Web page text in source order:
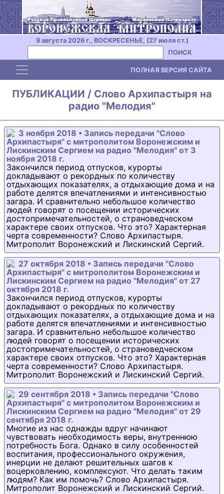
9 августа 2026 г., ВОСКРЕСЕНЬЕ, (27 июля ст.)
ПОИСК
Toggle navigation ПОЛНАЯ ВЕРСИЯ САЙТА
ПУБЛИКАЦИИ / Слово Архипастыря на
радио "Мелодия"
3 ноября 2018 • Запись передачи "Слово
Архипастыря" с митрополитом Воронежским и
Лискинским Сергием на радио "Мелодия" от 3
ноября 2018 г.
Закончился период отпусков, курорты
докладывают о рекордных по количеству
отдыхающих показателях, а отдыхающие дома и на
работе делятся впечатлениями и интенсивностью
загара. И сравнительно небольшое количество
людей говорят о посещении исторических
достопримечательностей, о страноведческом
характере своих отпусков. Что это? Характерная
черта современности? Слово Архипастыря.
Митрополит Воронежский и Лискинский Сергий.
27 октября 2018 • Запись передачи "Слово
Архипастыря" с митрополитом Воронежским и
Лискинским Сергием на радио "Мелодия" от 27
октября 2018 г.
Закончился период отпусков, курорты
докладывают о рекордных по количеству
отдыхающих показателях, а отдыхающие дома и на
работе делятся впечатлениями и интенсивностью
загара. И сравнительно небольшое количество
людей говорят о посещении исторических
достопримечательностей, о страноведческом
характере своих отпусков. Что это? Характерная
черта современности? Слово Архипастыря.
Митрополит Воронежский и Лискинский Сергий.
29 сентября 2018 • Запись передачи "Слово
Архипастыря" с митрополитом Воронежским и
Лискинским Сергием на радио "Мелодия" от 29
сентября 2018 г.
Многие из нас однажды вдруг начинают
чувствовать необходимость веры, внутреннюю
потребность Бога. Однако в силу особенностей
воспитания, профессионального окружения,
инерции не делают решительных шагов к
воцерковлению, комплексуют. Что делать таким
людям? Как им помочь? Слово Архипастыря.
Митрополит Воронежский и Лискинский Сергий.